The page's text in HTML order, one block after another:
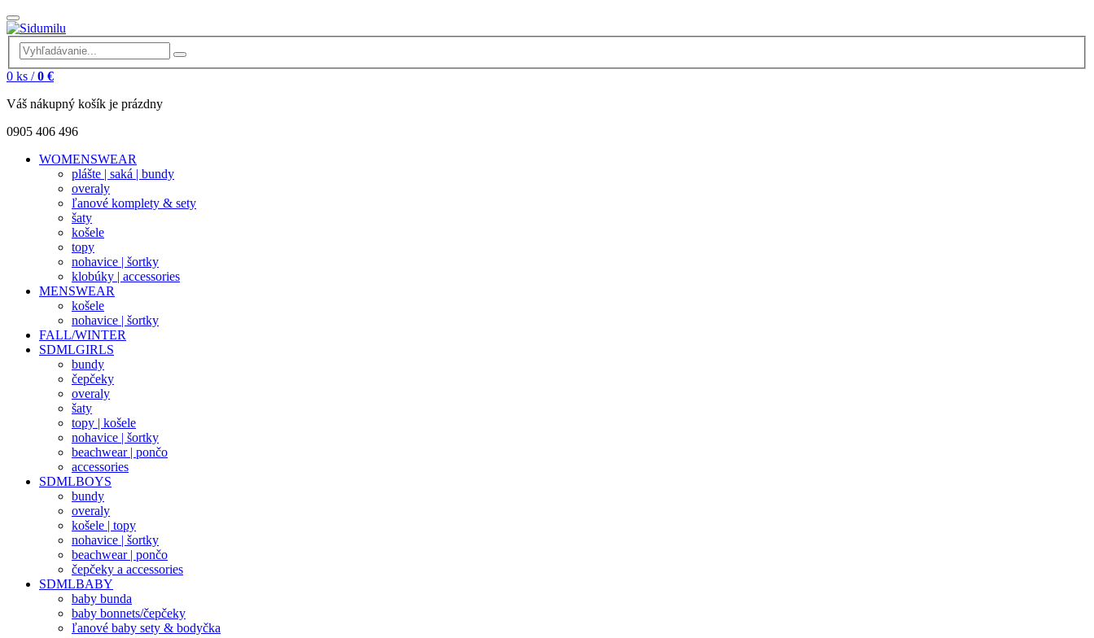
0 ks / 0 €
Váš nákupný košík je prázdny
0905 406 496
WOMENSWEAR
plášte | saká | bundy
overaly
ľanové komplety & sety
šaty
košele
topy
nohavice | šortky
klobúky | accessories
MENSWEAR
košele
nohavice | šortky
FALL/WINTER
SDMLGIRLS
bundy
čepčeky
overaly
šaty
topy | košele
nohavice | šortky
beachwear | pončo
accessories
SDMLBOYS
bundy
overaly
košele | topy
nohavice | šortky
beachwear | pončo
čepčeky a accessories
SDMLBABY
baby bunda
baby bonnets/čepčeky
ľanové baby sety & bodyčka